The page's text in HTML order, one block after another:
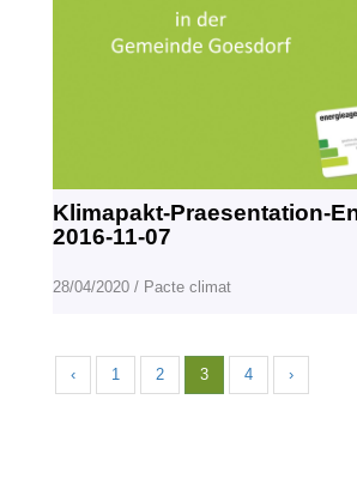
Klimapakt-Praesentation-
2016-11-07
28/04/2020/ Pacte climat
‹ 1 2 3 4 ›